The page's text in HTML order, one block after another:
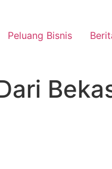
Peluang Bisnis